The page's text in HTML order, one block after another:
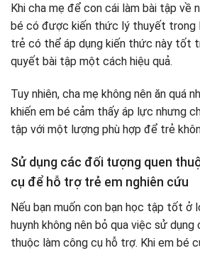
Khi cha mẹ để con cái làm bài tập về
bé có được kiến ​​thức lý thuyết trong
trẻ có thể áp dụng kiến ​​thức này tốt
quyết bài tập một cách hiệu quả.
Tuy nhiên, cha mẹ không nên ăn quá
khiến em bé cảm thấy áp lực nhưng
tập với một lượng phù hợp để trẻ
Sử dụng các đối tượng quen
cụ để hỗ trợ trẻ em nghiên cứu
Nếu bạn muốn con bạn học tập tốt ở
huynh không nên bỏ qua việc sử
thuộc làm công cụ hỗ trợ. Khi em bé